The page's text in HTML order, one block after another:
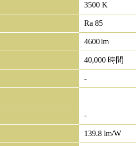
3500 K
Ra 85
4600lm
40,000 時間
-
-
139.8 lm/W